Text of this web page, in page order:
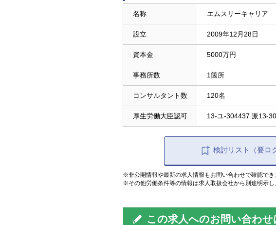
名称 エムスリーキャリア
設立 2009年12月28日
資本金 5000万円
事務所数 1箇所
コンサルタント数 120名
厚生労働大臣認可 13-ユ-304437 派13-
検討リスト（要ロ
※非公開情報や最新の求人情報もお問い合わせで確認でき
※その他労働条件等の情報は求人取扱会社から別途明示し
この求人へのお問い合わせ